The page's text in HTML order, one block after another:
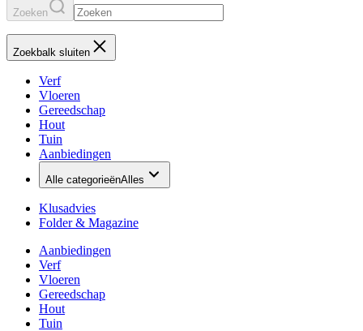
Zoeken
Zoekbalk sluiten
Verf
Vloeren
Gereedschap
Hout
Tuin
Aanbiedingen
Alle categorieënAlles
Klusadvies
Folder & Magazine
Aanbiedingen
Verf
Vloeren
Gereedschap
Hout
Tuin